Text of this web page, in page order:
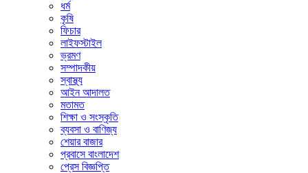
ধর্ম
কৃষি
ফিচার
লাইফস্টাইল
ভ্রমণ
সম্পাদকীয়
স্বাস্থ্য
আইন আদালত
মতামত
শিক্ষা ও সংস্কৃতি
ব্যবসা ও বাণিজ্য
শেয়ার বাজার
প্রবাসে বাংলাদেশ
প্রেস বিজ্ঞপ্তি